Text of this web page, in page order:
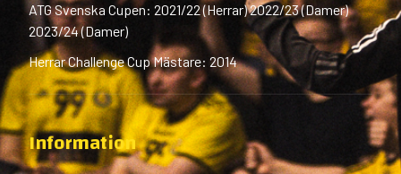
ATG Svenska Cupen: 2021/22 (Herrar) 2022/23 (Damer)
2023/24 (Damer)
Herrar Challenge Cup Mästare: 2014
Information